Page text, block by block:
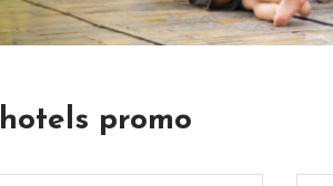
hotels promo